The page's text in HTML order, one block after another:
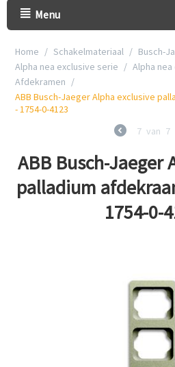
Menu
Home / Schakelmateriaal / Busch-
Alpha nea exclusive serie / Alpha
Afdekramen /
ABB Busch-Jaeger Alpha exclusive
- 1754-0-4123
7 van 7
ABB Busch-Jaeger
palladium
1754-0-